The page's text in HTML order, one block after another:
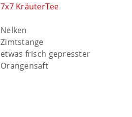
7x7 KräuterTee
Nelken
Zimtstange
etwas frisch gepresster
Orangensaft